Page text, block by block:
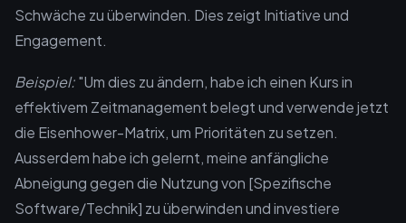
Schwäche zu überwinden. Dies zeigt Initiative und
Engagement.
Beispiel:"Um dies zu ändern, habe ich einen Kurs in
effektivem Zeitmanagement belegt und verwende jetzt
die Eisenhower-Matrix, um Prioritäten zu setzen.
Ausserdem habe ich gelernt, meine anfängliche
Abneigung gegen die Nutzung von [Spezifische
Software/Technik] zu überwinden und investiere